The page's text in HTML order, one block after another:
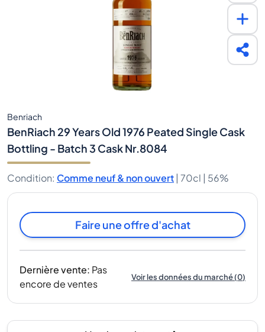
Benriach
BenRiach 29 Years Old 1976 Peated Single Cask
Bottling - Batch 3 Cask Nr.8084
Condition: Comme neuf & non ouvert | 70cl | 56%
Faire une offre d'achat
Dernière vente: Pas
encore de ventes
Voir les données du marché(0)